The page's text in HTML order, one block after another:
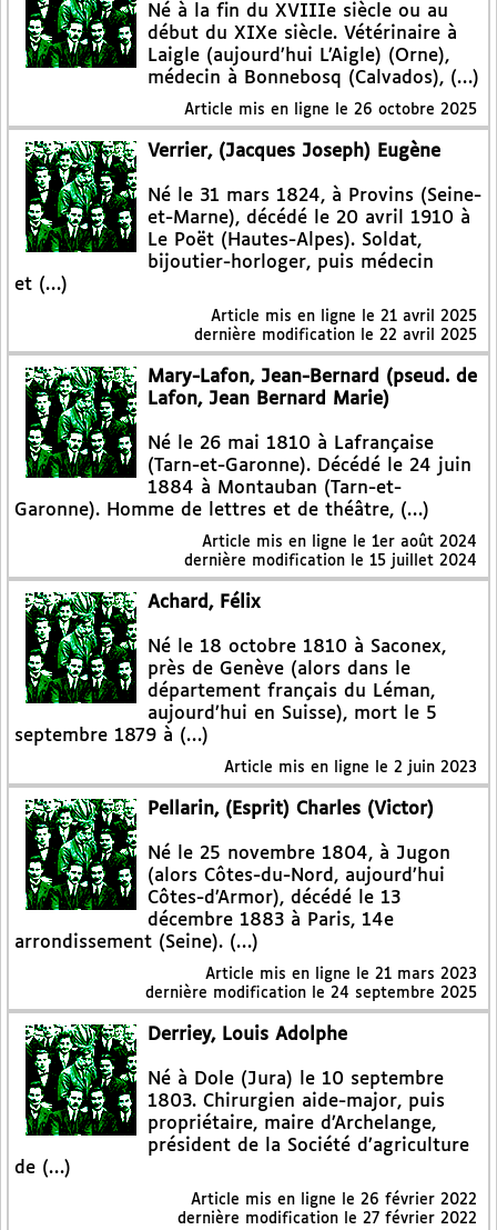
Né à la fin du XVIIIe siècle ou au
début du XIXe siècle. Vétérinaire à
Laigle (aujourd’hui L’Aigle) (Orne),
médecin à Bonnebosq (Calvados), (…)
Article mis en ligne le 26 octobre 2025
Verrier, (Jacques Joseph) Eugène
Né le 31 mars 1824, à Provins (Seine-
et-Marne), décédé le 20 avril 1910 à
Le Poët (Hautes-Alpes). Soldat,
bijoutier-horloger, puis médecin
et (…)
Article mis en ligne le 21 avril 2025
dernière modification le 22 avril 2025
Mary-Lafon, Jean-Bernard (pseud. de
Lafon, Jean Bernard Marie)
Né le 26 mai 1810 à Lafrançaise
(Tarn-et-Garonne). Décédé le 24 juin
1884 à Montauban (Tarn-et-
Garonne). Homme de lettres et de théâtre, (…)
Article mis en ligne le 1er août 2024
dernière modification le 15 juillet 2024
Achard, Félix
Né le 18 octobre 1810 à Saconex,
près de Genève (alors dans le
département français du Léman,
aujourd’hui en Suisse), mort le 5
septembre 1879 à (…)
Article mis en ligne le 2 juin 2023
Pellarin, (Esprit) Charles (Victor)
Né le 25 novembre 1804, à Jugon
(alors Côtes-du-Nord, aujourd’hui
Côtes-d’Armor), décédé le 13
décembre 1883 à Paris, 14e
arrondissement (Seine). (…)
Article mis en ligne le 21 mars 2023
dernière modification le 24 septembre 2025
Derriey, Louis Adolphe
Né à Dole (Jura) le 10 septembre
1803. Chirurgien aide-major, puis
propriétaire, maire d’Archelange,
président de la Société d’agriculture
de (…)
Article mis en ligne le 26 février 2022
dernière modification le 27 février 2022